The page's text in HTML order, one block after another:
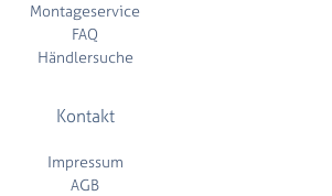
Montageservice
FAQ
Händlersuche
Kontakt
Impressum
AGB